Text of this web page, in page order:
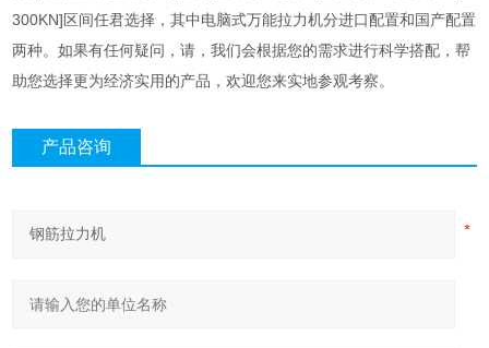
300KN]区间任君选择，其中电脑式万能拉力机分进口配置和国产配置
两种。如果有任何疑问，请，我们会根据您的需求进行科学搭配，帮
助您选择更为经济实用的产品，欢迎您来实地参观考察。
产品咨询